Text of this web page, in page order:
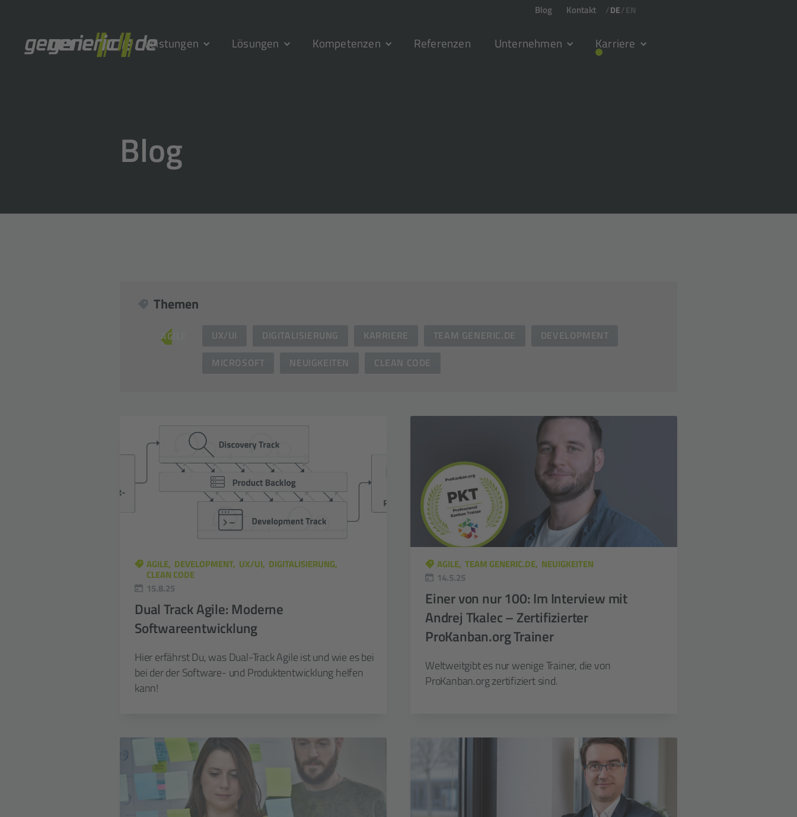
Blog Kontakt /DE/EN
Leistungen Lösungen Kompetenzen Referenzen Unternehmen Karriere
Blog
Themen
AGILE UX/UI DIGITALISIERUNG KARRIERE TEAM GENERIC.DE
DEVELOPMENT
MICROSOFT
NEUIGKEITEN CLEAN CODE
AGILE DEVELOPMENT UX/UI DIGITALISIERUNG
CLEAN CODE
15.8.25
Dual Track Agile: Moderne
Softwareentwicklung
Hier erfährst Du, was Dual-Track Agile ist und wie es bei
bei der der Software- und Produktentwicklung helfen
kann!
AGILE TEAM GENERIC.DE NEUIGKEITEN
14.5.25
Einer von nur 100: Im Interview mit
Andrej Tkalec – Zertifizierter
ProKanban.org Trainer
Weltweitgibt es nur wenige Trainer, die von
ProKanban.org zertifiziert sind.